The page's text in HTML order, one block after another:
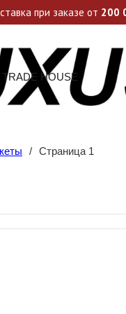
каждую неделю,
TRADE HOUSE
/ Страница 1
при заказе от 200